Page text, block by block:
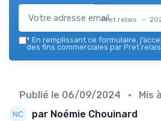
Pret relais —
* En remplissant ce formulaire,
des fins commerciales par Pret
Publié le 06/09/2024 • Mis
par Noémie Chouinard